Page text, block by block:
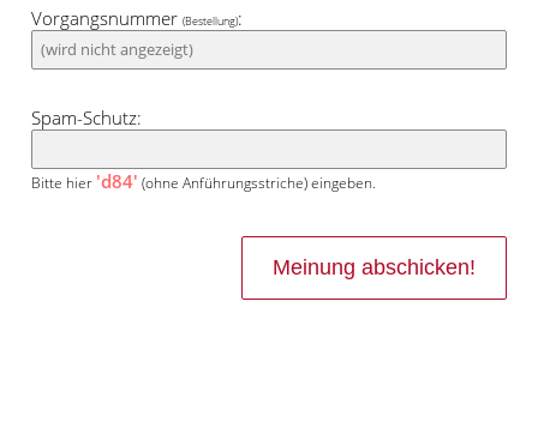
Vorgangsnummer(Bestellung):
Spam-Schutz:
Bitte hier 'd84' (ohne Anführungsstriche) eingeben.